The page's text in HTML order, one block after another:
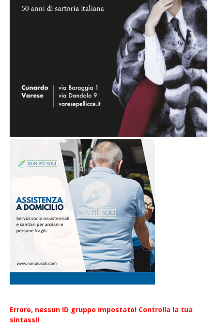
Errore, nessun ID gruppo impostato! Controlla la tua
sintassi!